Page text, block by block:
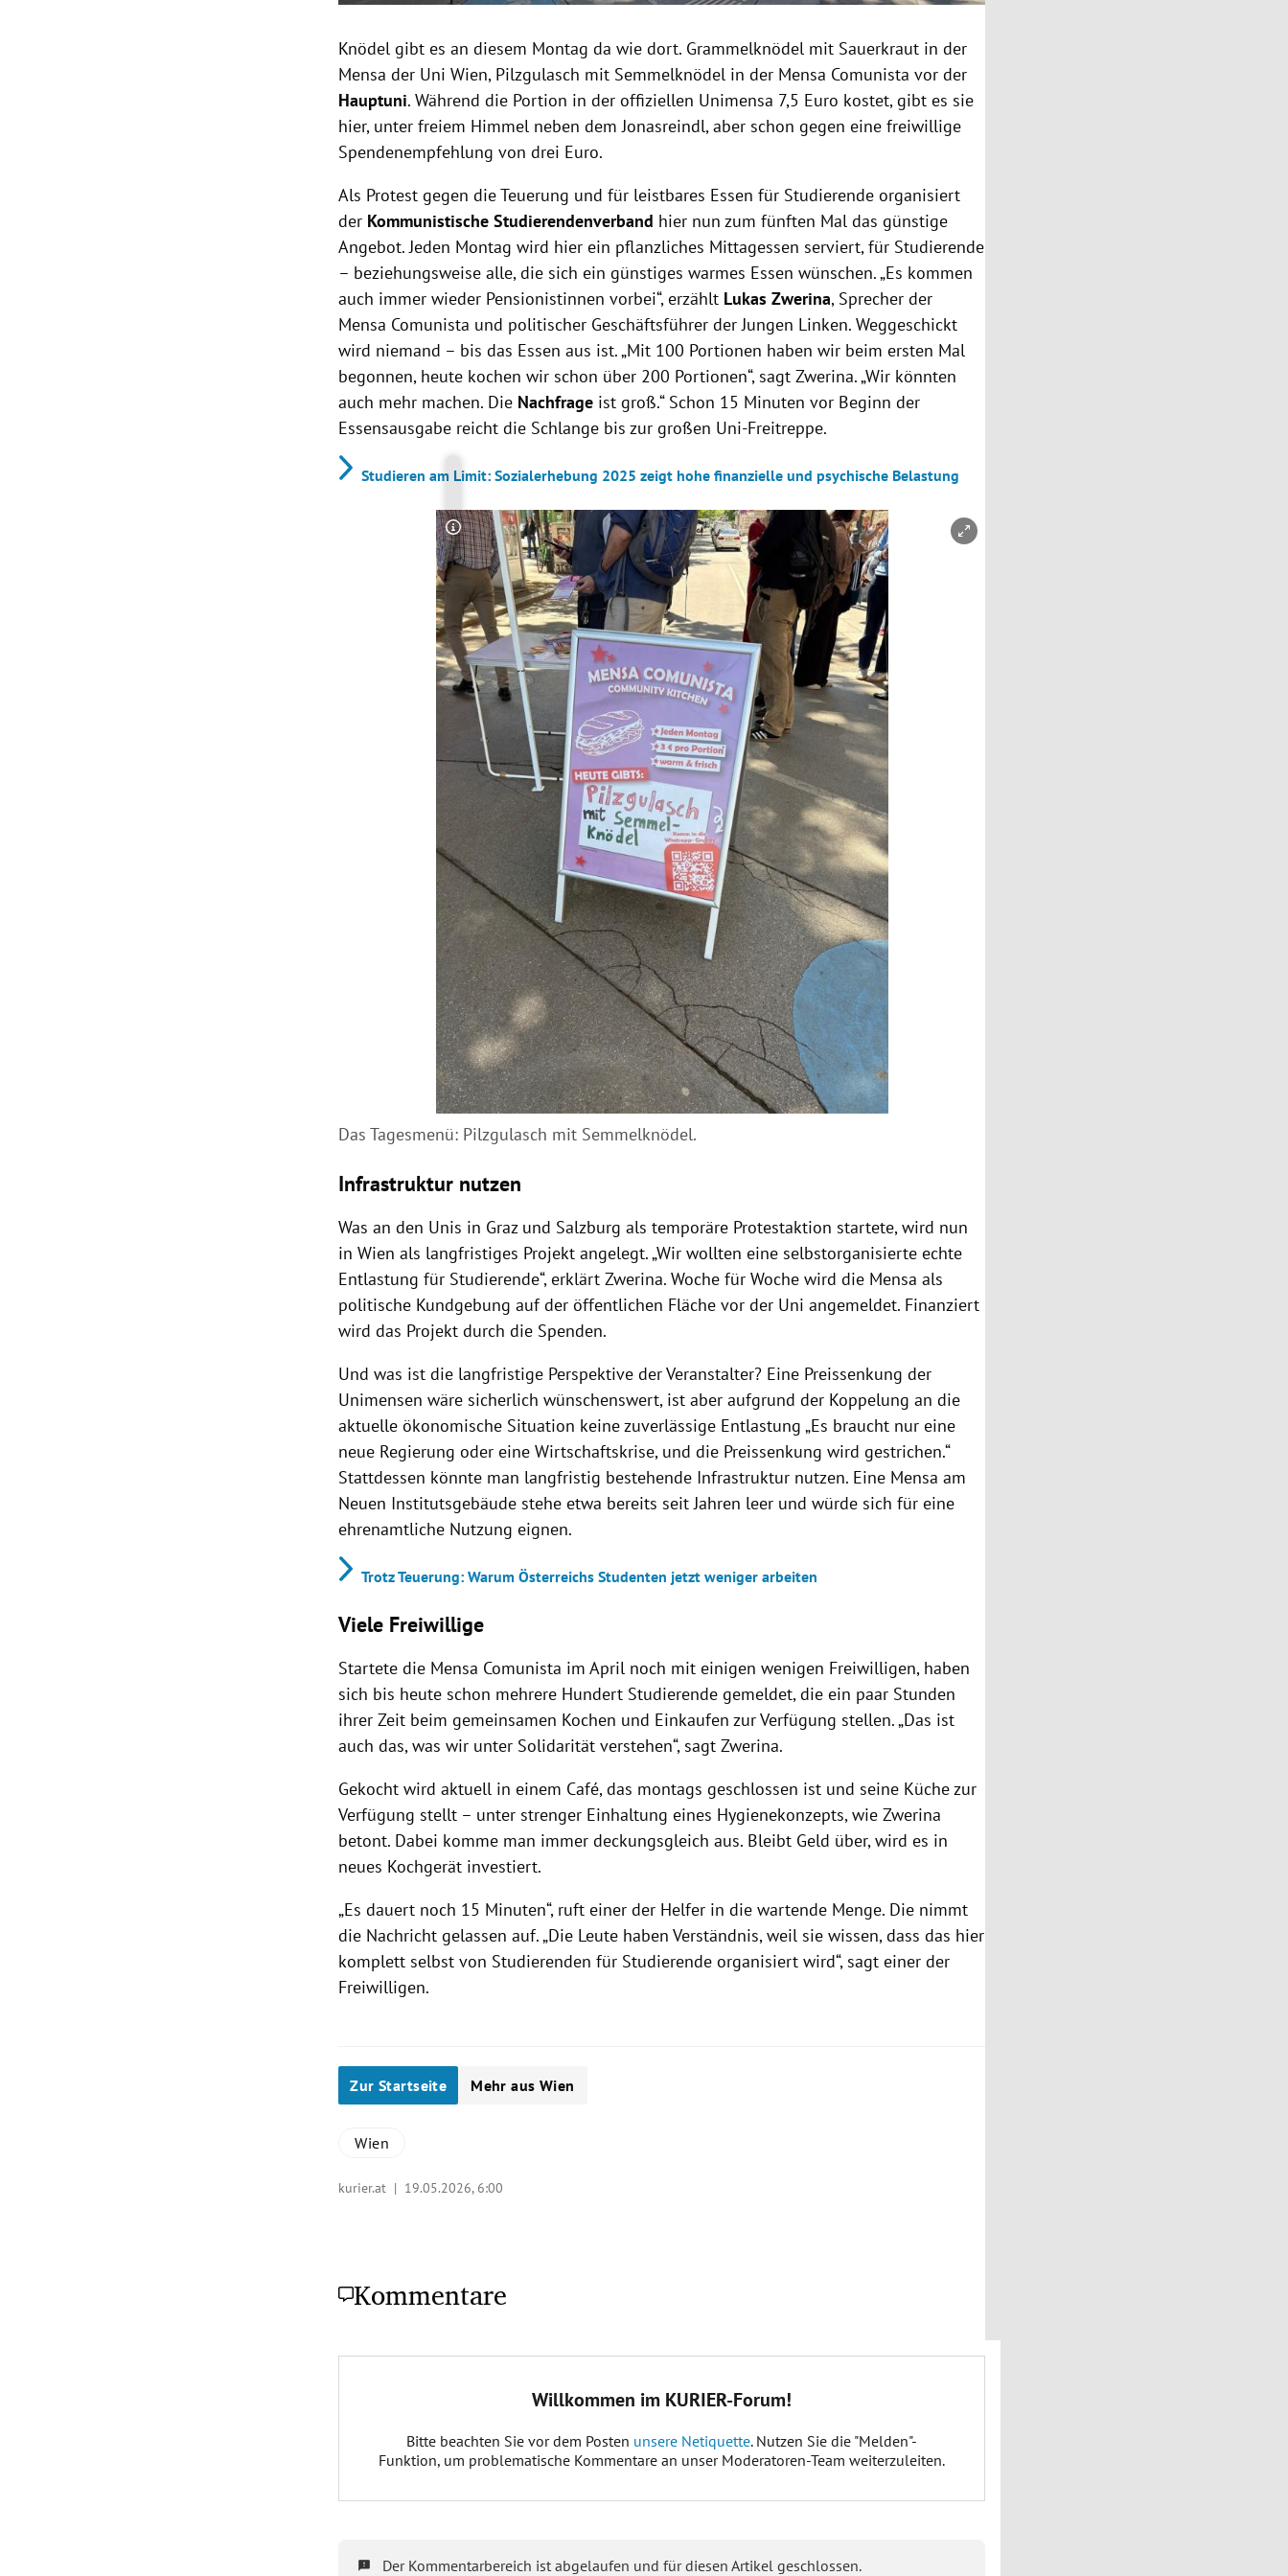
Knödel gibt es an diesem Montag da wie dort. Grammelknödel mit Sauerkraut in der
Mensa der Uni Wien, Pilzgulasch mit Semmelknödel in der Mensa Comunista vor der
Hauptuni. Während die Portion in der offiziellen Unimensa 7,5 Euro kostet, gibt es sie
hier, unter freiem Himmel neben dem Jonasreindl, aber schon gegen eine freiwillige
Spendenempfehlung von drei Euro.
Als Protest gegen die Teuerung und für leistbares Essen für Studierende organisiert
der Kommunistische Studierendenverband hier nun zum fünften Mal das günstige
Angebot. Jeden Montag wird hier ein pflanzliches Mittagessen serviert, für Studierende
– beziehungsweise alle, die sich ein günstiges warmes Essen wünschen. „Es kommen
auch immer wieder Pensionistinnen vorbei“, erzählt Lukas Zwerina, Sprecher der
Mensa Comunista und politischer Geschäftsführer der Jungen Linken. Weggeschickt
wird niemand – bis das Essen aus ist. „Mit 100 Portionen haben wir beim ersten Mal
begonnen, heute kochen wir schon über 200 Portionen“, sagt Zwerina. „Wir könnten
auch mehr machen. Die Nachfrage ist groß.“ Schon 15 Minuten vor Beginn der
Essensausgabe reicht die Schlange bis zur großen Uni-Freitreppe.
Studieren am Limit: Sozialerhebung 2025 zeigt hohe finanzielle und psychische Belastung
Copyright-Hinweis öffnen/schließen
Das Tagesmenü: Pilzgulasch mit Semmelknödel.
Infrastruktur nutzen
Was an den Unis in Graz und Salzburg als temporäre Protestaktion startete, wird nun
in Wien als langfristiges Projekt angelegt. „Wir wollten eine selbstorganisierte echte
Entlastung für Studierende“, erklärt Zwerina. Woche für Woche wird die Mensa als
politische Kundgebung auf der öffentlichen Fläche vor der Uni angemeldet. Finanziert
wird das Projekt durch die Spenden.
Und was ist die langfristige Perspektive der Veranstalter? Eine Preissenkung der
Unimensen wäre sicherlich wünschenswert, ist aber aufgrund der Koppelung an die
aktuelle ökonomische Situation keine zuverlässige Entlastung „Es braucht nur eine
neue Regierung oder eine Wirtschaftskrise, und die Preissenkung wird gestrichen.“
Stattdessen könnte man langfristig bestehende Infrastruktur nutzen. Eine Mensa am
Neuen Institutsgebäude stehe etwa bereits seit Jahren leer und würde sich für eine
ehrenamtliche Nutzung eignen.
Trotz Teuerung: Warum Österreichs Studenten jetzt weniger arbeiten
Viele Freiwillige
Startete die Mensa Comunista im April noch mit einigen wenigen Freiwilligen, haben
sich bis heute schon mehrere Hundert Studierende gemeldet, die ein paar Stunden
ihrer Zeit beim gemeinsamen Kochen und Einkaufen zur Verfügung stellen. „Das ist
auch das, was wir unter Solidarität verstehen“, sagt Zwerina.
Gekocht wird aktuell in einem Café, das montags geschlossen ist und seine Küche zur
Verfügung stellt – unter strenger Einhaltung eines Hygienekonzepts, wie Zwerina
betont. Dabei komme man immer deckungsgleich aus. Bleibt Geld über, wird es in
neues Kochgerät investiert.
„Es dauert noch 15 Minuten“, ruft einer der Helfer in die wartende Menge. Die nimmt
die Nachricht gelassen auf. „Die Leute haben Verständnis, weil sie wissen, dass das hier
komplett selbst von Studierenden für Studierende organisiert wird“, sagt einer der
Freiwilligen.
Zur Startseite Mehr aus Wien
Wien
kurier.at | 19.05.2026, 6:00
Kommentare